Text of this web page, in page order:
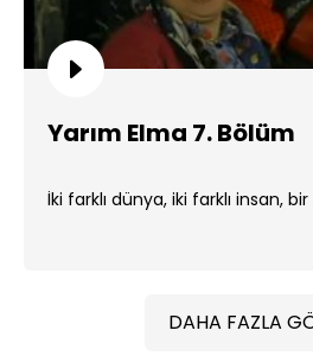
Yarım Elma 7. Bölüm
İki farklı dünya, iki farklı insan, bir
DAHA FAZLA